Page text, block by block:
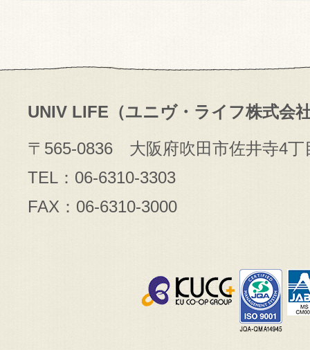
UNIV LIFE（ユニヴ・ライフ株式会
〒565-0836 大阪府吹田市佐井寺4丁
TEL：06-6310-3303
FAX：06-6310-3000